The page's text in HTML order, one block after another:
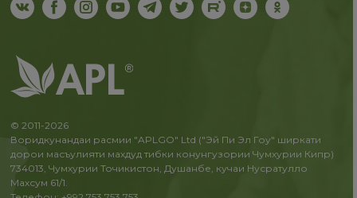
© 2011-2026
Воридкунандаи расмии "APLGO" Ltd ("Эй Пи Эл Гоу" ширкати
дорои масъулияти махдуд тибки конунгузории Чумхурии Кипр)
734013, Чумхурии Точикистон, Душанбе, кучаи Нусратулло
Махсум 61/1.